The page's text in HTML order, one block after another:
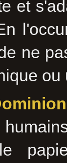
et
ne